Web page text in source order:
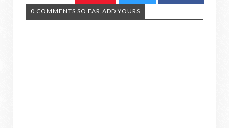
0 COMMENTS SO FAR,ADD YOURS